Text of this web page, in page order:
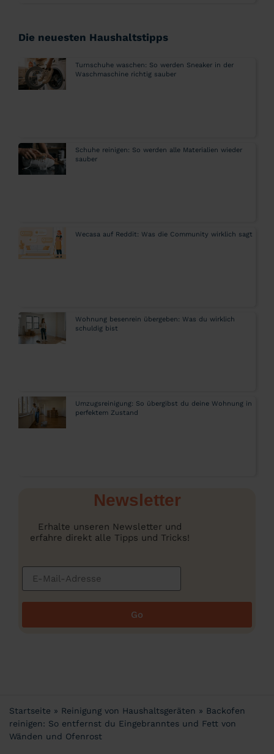
Die neuesten Haushaltstipps
Turnschuhe waschen: So werden Sneaker in der
Waschmaschine richtig sauber
Schuhe reinigen: So werden alle Materialien wieder
sauber
Wecasa auf Reddit: Was die Community wirklich sagt
Wohnung besenrein übergeben: Was du wirklich
schuldig bist
Umzugsreinigung: So übergibst du deine Wohnung in
perfektem Zustand
Newsletter
Erhalte unseren Newsletter und
erfahre direkt alle Tipps und Tricks!
Go
Startseite » Reinigung von Haushaltsgeräten » Backofen
reinigen: So entfernst du Eingebranntes und Fett von
Wänden und Ofenrost